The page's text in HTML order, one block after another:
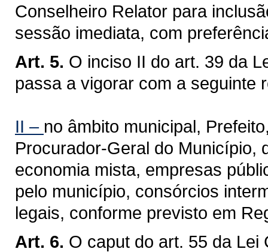
Conselheiro Relator para
sessão imediata, com
Art. 5. O inciso II do art. 39 da
passa a vigorar com a seguinte
II – no âmbito municipal,
Procurador-Geral do Município,
economia mista, empresas
pelo município, consórcios
legais, conforme previsto em
Art. 6. O caput do art. 55 da Lei